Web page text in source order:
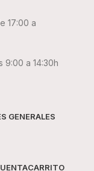
17:00 a
9:00 a 14:30h
GENERALES
CARRITO